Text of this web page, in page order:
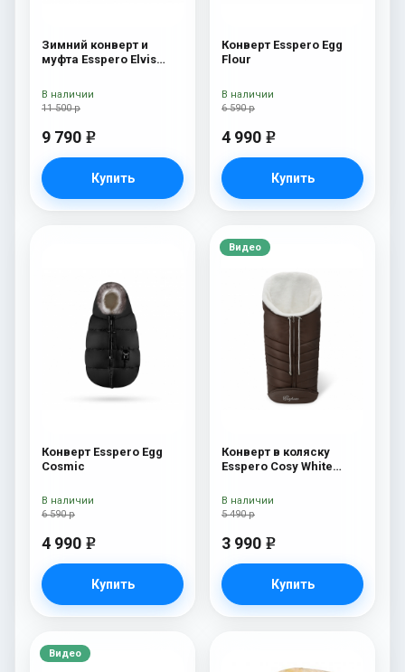
Зимний конверт и
муфта Esspero Elvis
11 500 р
9 790 e
Купить
В наличии
Конверт Esspero Egg
Flour
6 590 р
4 990 e
Купить
В наличии
Конверт Esspero Egg
Cosmic
6 590 р
4 990 e
Купить
В наличии
Видео
Конверт в коляску
Esspero Cosy White
5 490 р
3 990 e
Купить
В наличии
Видео